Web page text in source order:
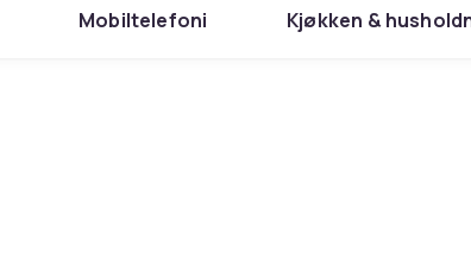
Mobiltelefoni Kjøkken &